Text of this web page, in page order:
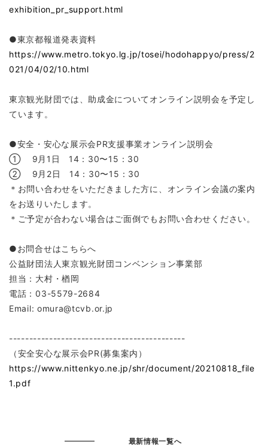
exhibition_pr_support.html
●東京都報道発表資料
https://www.metro.tokyo.lg.jp/tosei/hodohappyo/press/2
021/04/02/10.html
東京観光財団では、助成金についてオンライン説明会を予定し
ています。
●安全・安心な展示会PR支援事業オンライン説明会
① 9月1日 14：30〜15：30
② 9月2日 14：30〜15：30
＊お問い合わせをいただきました方に、オンライン会議の案内
をお送りいたします。
＊ご予定が合わない場合はご面倒でもお問い合わせください。
●お問合せはこちらへ
公益財団法人東京観光財団コンベンション事業部
担当：大村・楢岡
電話：03-5579-2684
Email: omura@tcvb.or.jp
--------------------------------------------
（安全安心な展示会PR(募集案内）
https://www.nittenkyo.ne.jp/shr/document/20210818_file
1.pdf
最新情報一覧へ